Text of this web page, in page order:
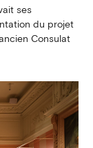
ses
du projet
Consulat